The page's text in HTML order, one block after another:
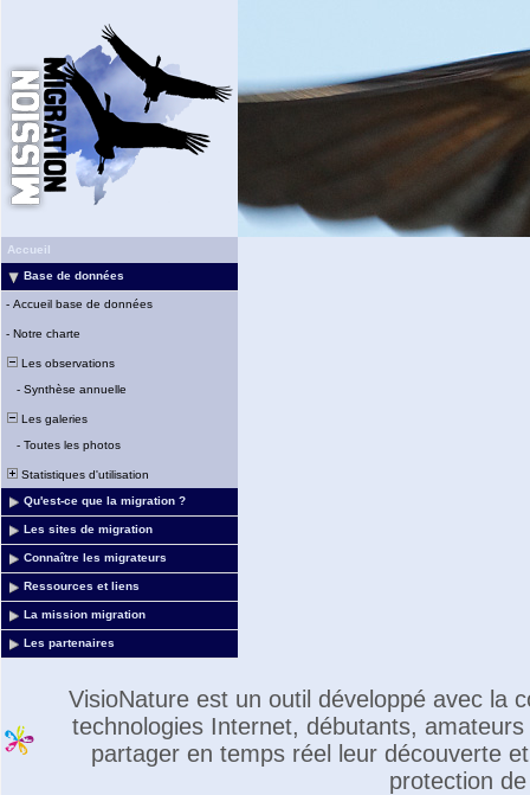
Accueil
Base de données
- Accueil base de données
- Notre charte
Les observations
- Synthèse annuelle
Les galeries
- Toutes les photos
Statistiques d'utilisation
Qu'est-ce que la migration ?
Les sites de migration
Connaître les migrateurs
Ressources et liens
La mission migration
Les partenaires
VisioNature est un outil développé avec la
technologies Internet, débutants,
partager en temps réel leur découverte
protection